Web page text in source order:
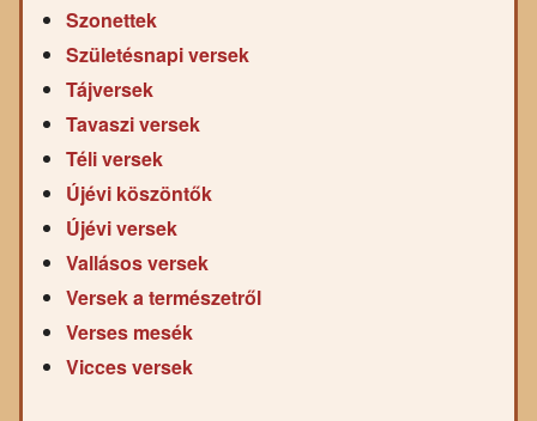
Szonettek
Születésnapi versek
Tájversek
Tavaszi versek
Téli versek
Újévi köszöntők
Újévi versek
Vallásos versek
Versek a természetről
Verses mesék
Vicces versek